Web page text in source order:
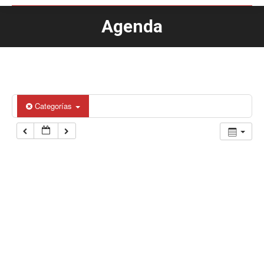
Agenda
Estás aquí:
Categorías